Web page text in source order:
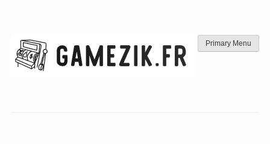
Primary Menu